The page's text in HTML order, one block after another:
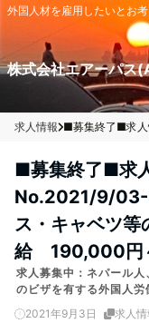
外国人材を雇用したいとお
株式会社エアーパス
求人情報
■募集終了■求
No.2021/9/03-
ス・キャベツ等
給 190,000円
求人募集中：ネパール
のビザを有する外国人労
2021年9月3日
求人情